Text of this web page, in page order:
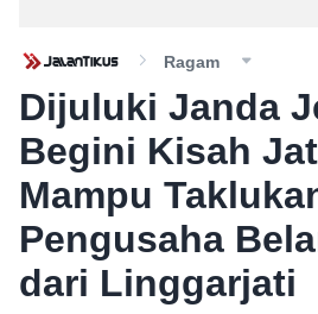
Ragam
Dijuluki Janda
Begini Kisah
Mampu
Pengusaha
dari Linggarjati